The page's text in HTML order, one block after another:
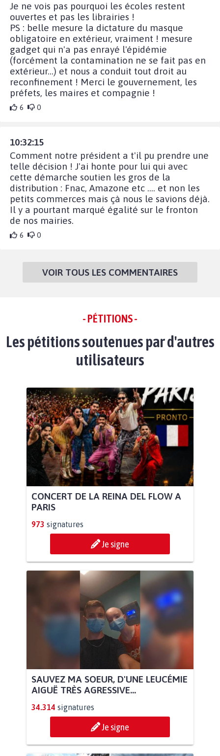
Je ne vois pas pourquoi les écoles restent
ouvertes et pas les librairies !
PS : belle mesure la dictature du masque
obligatoire en extérieur, vraiment ! mesure
gadget qui n'a pas enrayé l'épidémie
(forcément la contamination ne se fait pas en
extérieur...) et nous a conduit tout droit au
reconfinement ! Merci le gouvernement, les
préfets, les maires et compagnie !
6 0
10:32:15
Comment notre président a t'il pu prendre une
telle décision ! J'ai honte pour lui qui avec
cette démarche soutien les gros de la
distribution : Fnac, Amazone etc .... et non les
petits commerces mais çà nous le savions déjà.
Il y a pourtant marqué égalité sur le fronton
de nos mairies.
6 0
VOIR TOUS LES COMMENTAIRES
- PÉTITIONS -
Les pétitions soutenues par d'autres
utilisateurs
CONCERT DE LA REINA DEL FLOW A
PARIS
973 signatures
Je signe
SAUVEZ MA SOEUR, D'UNE LEUCÉMIE
AIGUË TRÈS AGRESSIVE...
34.314 signatures
Je signe